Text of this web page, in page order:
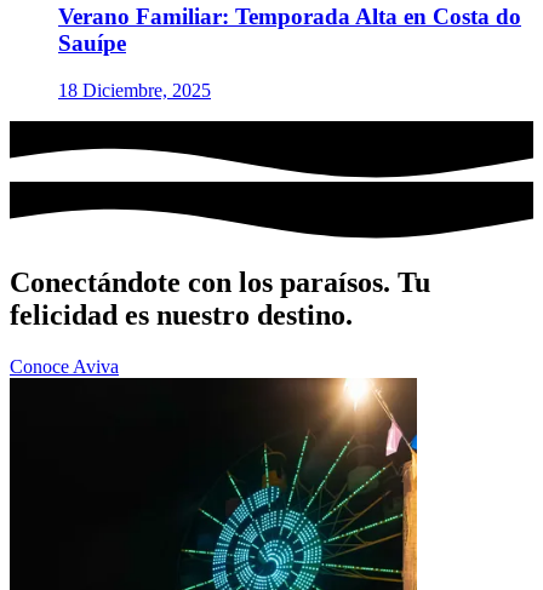
Verano Familiar: Temporada Alta en Costa do
Sauípe
18 Diciembre, 2025
Conectándote con los paraísos. Tu
felicidad es nuestro destino.
Conoce Aviva